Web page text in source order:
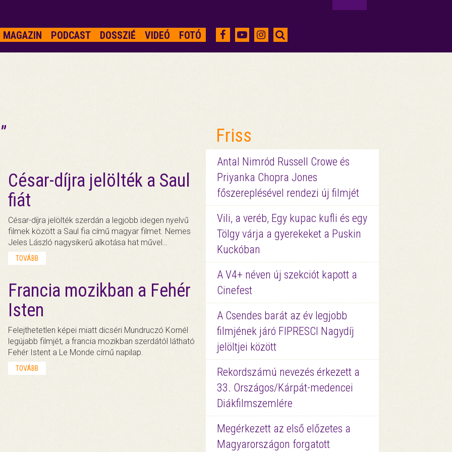
MAGAZIN PODCAST DOSSZIÉ VIDEÓ FOTÓ
César-díjra jelölték a Saul
fiát
César-díjra jelölték szerdán a legjobb idegen nyelvű
filmek között a Saul fia című magyar filmet. Nemes
Jeles László nagysikerű alkotása hat művel…
TOVÁBB
Francia mozikban a Fehér
Isten
Felejthetetlen képei miatt dicséri Mundruczó Kornél
legújabb filmjét, a francia mozikban szerdától látható
Fehér Istent a Le Monde című napilap.
TOVÁBB
Friss
Antal Nimród Russell Crowe és
Priyanka Chopra Jones
főszereplésével rendezi új filmjét
Vili, a veréb, Egy kupac kufli és egy
Tölgy várja a gyerekeket a Puskin
Kuckóban
A V4+ néven új szekciót kapott a
Cinefest
A Csendes barát az év legjobb
filmjének járó FIPRESCI Nagydíj
jelöltjei között
Rekordszámú nevezés érkezett a
33. Országos/Kárpát-medencei
Diákfilmszemlére
Megérkezett az első előzetes a
Magyarországon forgatott